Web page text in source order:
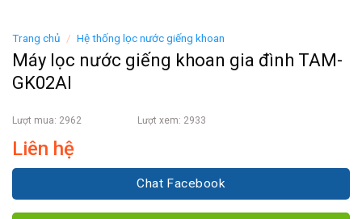
Trang chủ / Hệ thống lọc nước giếng khoan
Máy lọc nước giếng khoan gia đình TAM-
GK02AI
Lượt mua: 2962 Lượt xem: 2933
Liên hệ
Chat Facebook